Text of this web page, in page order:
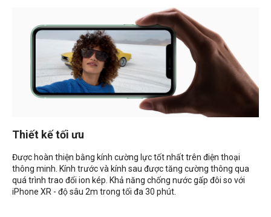
Thiết kế tối ưu
Được hoàn thiện bằng kính cường lực tốt nhất trên điện thoại
thông minh. Kính trước và kính sau được tăng cường thông qua
quá trình trao đổi ion kép. Khả năng chống nước gấp đôi so với
iPhone XR - độ sâu 2m trong tối đa 30 phút.